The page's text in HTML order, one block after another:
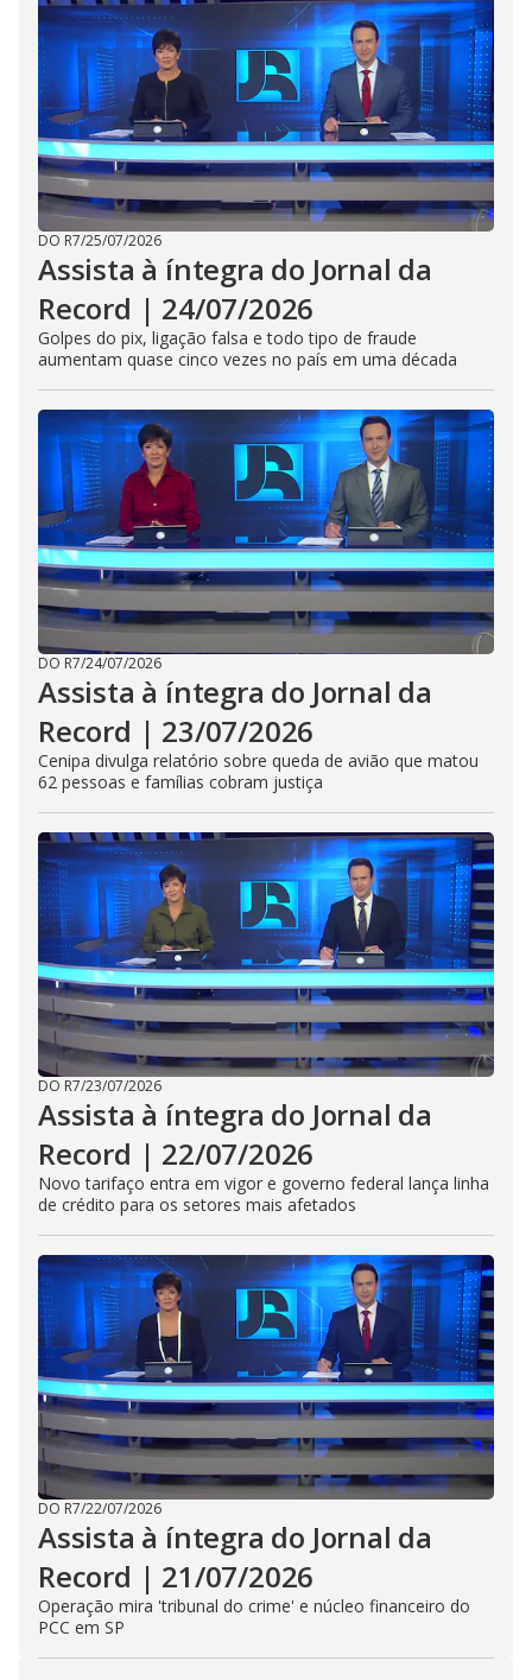
DO R7/25/07/2026
Assista à íntegra do Jornal da
Record | 24/07/2026
Golpes do pix, ligação falsa e todo tipo de fraude
aumentam quase cinco vezes no país em uma década
DO R7/24/07/2026
Assista à íntegra do Jornal da
Record | 23/07/2026
Cenipa divulga relatório sobre queda de avião que matou
62 pessoas e famílias cobram justiça
DO R7/23/07/2026
Assista à íntegra do Jornal da
Record | 22/07/2026
Novo tarifaço entra em vigor e governo federal lança linha
de crédito para os setores mais afetados
DO R7/22/07/2026
Assista à íntegra do Jornal da
Record | 21/07/2026
Operação mira 'tribunal do crime' e núcleo financeiro do
PCC em SP